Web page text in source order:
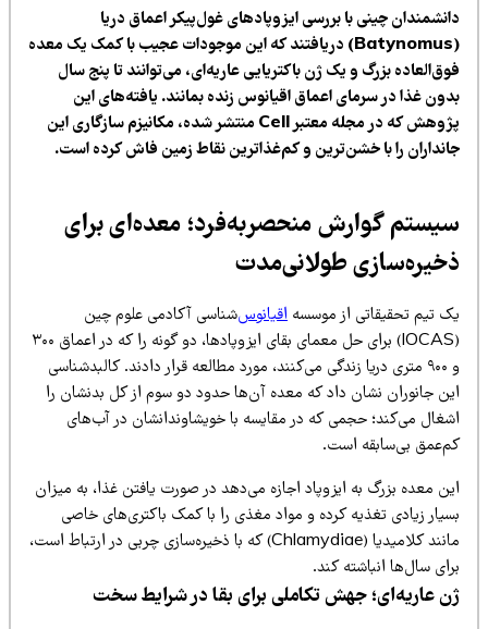
چینی با بررسی ایزوپادهای غول‌پیکر اعماق دریا
(Batynomus) دریافتند که این موجودات عجیب با کمک یک معده
بزرگ و یک ژن باکتریایی عاریه‌ای، می‌توانند تا پنج سال
غذا در سرمای اعماق اقیانوس زنده بمانند. یافته‌های این
پژوهش که در مجله معتبر Cell منتشر شده، مکانیزم سازگاری این
را با خشن‌ترین و کم‌غذاترین نقاط زمین فاش کرده است.
گوارش منحصر‌به‌فرد؛ معده‌ای برای
طولانی‌مدت
تیم تحقیقاتی از موسسهاقیانوس‌شناسی آکادمی علوم چین
(IOCAS) برای حل معمای بقای ایزوپادها، دو گونه را که در اعماق ۳۰۰
و ۹۰۰ متری دریا زندگی می‌کنند، مورد مطالعه قرار دادند. کالبدشناسی
جانوران نشان داد که معده آن‌ها حدود دو سوم از کل بدنشان را
می‌کند؛ حجمی که در مقایسه با خویشاوندانشان در آب‌های
بی‌سابقه است.
معده بزرگ به ایزوپاد اجازه می‌دهد در صورت یافتن غذا، به میزان
زیادی تغذیه کرده و مواد مغذی را با کمک باکتری‌های خاصی
مانند کلامیدیا (Chlamydiae) که با ذخیره‌سازی چربی در ارتباط است،
سال‌ها انباشته کند.
عاریه‌ای؛ جهش تکاملی برای بقا در شرایط سخت